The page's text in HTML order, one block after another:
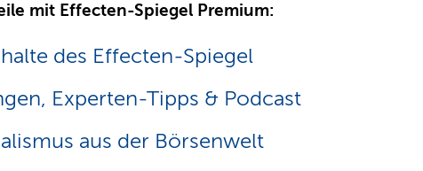
mit Effecten-Spiegel Premium:
des Effecten-Spiegel
Experten-Tipps & Podcast
aus der Börsenwelt